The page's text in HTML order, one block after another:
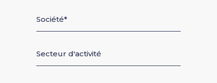
Société
Secteur d'activité